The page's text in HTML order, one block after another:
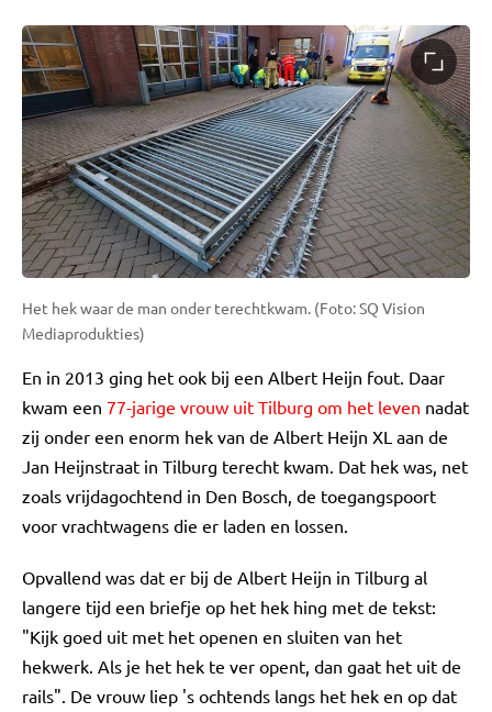
Het hek waar de man onder terechtkwam. (Foto: SQ Vision
Mediaprodukties)
En in 2013 ging het ook bij een Albert Heijn fout. Daar
kwam een 77-jarige vrouw uit Tilburg om het leven nadat
zij onder een enorm hek van de Albert Heijn XL aan de
Jan Heijnstraat in Tilburg terecht kwam. Dat hek was, net
zoals vrijdagochtend in Den Bosch, de toegangspoort
voor vrachtwagens die er laden en lossen.
Opvallend was dat er bij de Albert Heijn in Tilburg al
langere tijd een briefje op het hek hing met de tekst:
"Kijk goed uit met het openen en sluiten van het
hekwerk. Als je het hek te ver opent, dan gaat het uit de
rails". De vrouw liep 's ochtends langs het hek en op dat